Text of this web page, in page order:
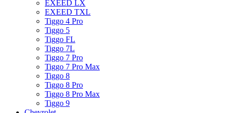
EXEED LX
EXEED TXL
Tiggo 4 Pro
Tiggo 5
Tiggo FL
Tiggo 7L
Tiggo 7 Pro
Tiggo 7 Pro Max
Tiggo 8
Tiggo 8 Pro
Tiggo 8 Pro Max
Tiggo 9